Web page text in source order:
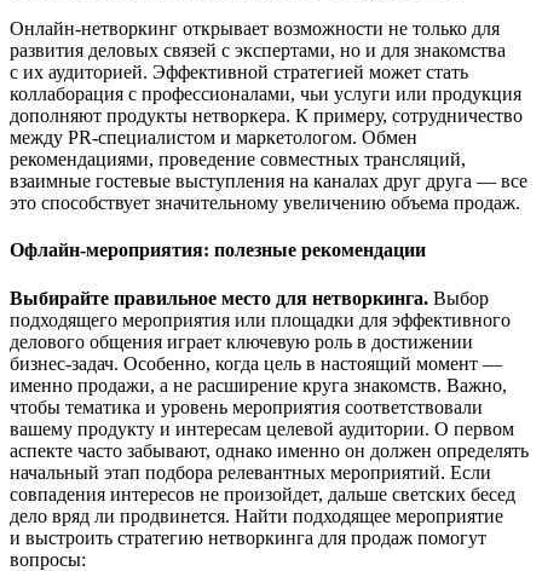
Онлайн-нетворкинг открывает возможности не только для
развития деловых связей с экспертами, но и для знакомства
с их аудиторией. Эффективной стратегией может стать
коллаборация с профессионалами, чьи услуги или продукция
дополняют продукты нетворкера. К примеру, сотрудничество
между PR-специалистом и маркетологом. Обмен
рекомендациями, проведение совместных трансляций,
взаимные гостевые выступления на каналах друг друга — все
это способствует значительному увеличению объема продаж.
Офлайн-мероприятия: полезные рекомендации
Выбирайте правильное место для нетворкинга. Выбор
подходящего мероприятия или площадки для эффективного
делового общения играет ключевую роль в достижении
бизнес-задач. Особенно, когда цель в настоящий момент —
именно продажи, а не расширение круга знакомств. Важно,
чтобы тематика и уровень мероприятия соответствовали
вашему продукту и интересам целевой аудитории. О первом
аспекте часто забывают, однако именно он должен определять
начальный этап подбора релевантных мероприятий. Если
совпадения интересов не произойдет, дальше светских бесед
дело вряд ли продвинется. Найти подходящее мероприятие
и выстроить стратегию нетворкинга для продаж помогут
вопросы: